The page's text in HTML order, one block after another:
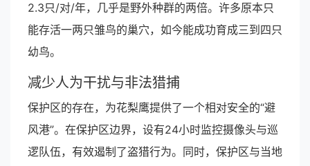
2.3只/对/年，几乎是野外种群的两倍。许多原本只
能存活一两只雏鸟的巢穴，如今能成功育成三到四只
幼鸟。
减少人为干扰与非法猎捕
保护区的存在，为花梨鹰提供了一个相对安全的“避
风港”。在保护区边界，设有24小时监控摄像头与巡
逻队伍，有效遏制了盗猎行为。同时，保护区与当地